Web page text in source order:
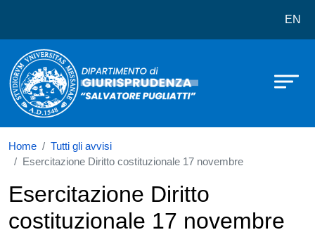
Dipartimento di Giurisprudenza EN
Home
Tutti gli avvisi
Esercitazione Diritto costituzionale 17 novembre
Esercitazione Diritto
costituzionale 17 novembre